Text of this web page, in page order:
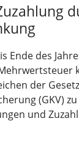
Ende des
der
(GKV)
und